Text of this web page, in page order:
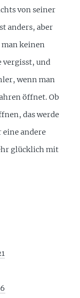
von seiner
anders, aber
keinen
vergisst, und
wenn man
öffnet. Ob
das werde
eine andere
glücklich mit